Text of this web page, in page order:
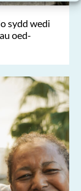
sydd wedi
oed-